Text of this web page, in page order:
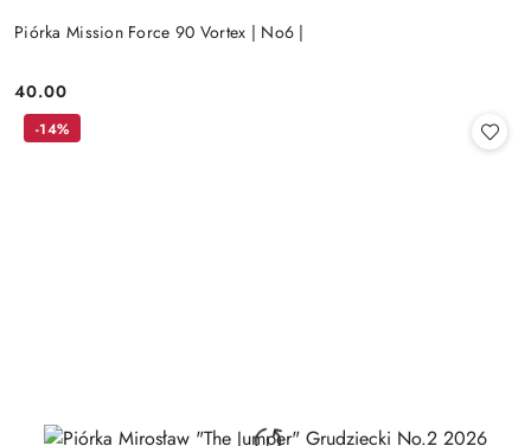
Piórka Mission Force 90 Vortex | No6 |
Cena:
40.00
-14%